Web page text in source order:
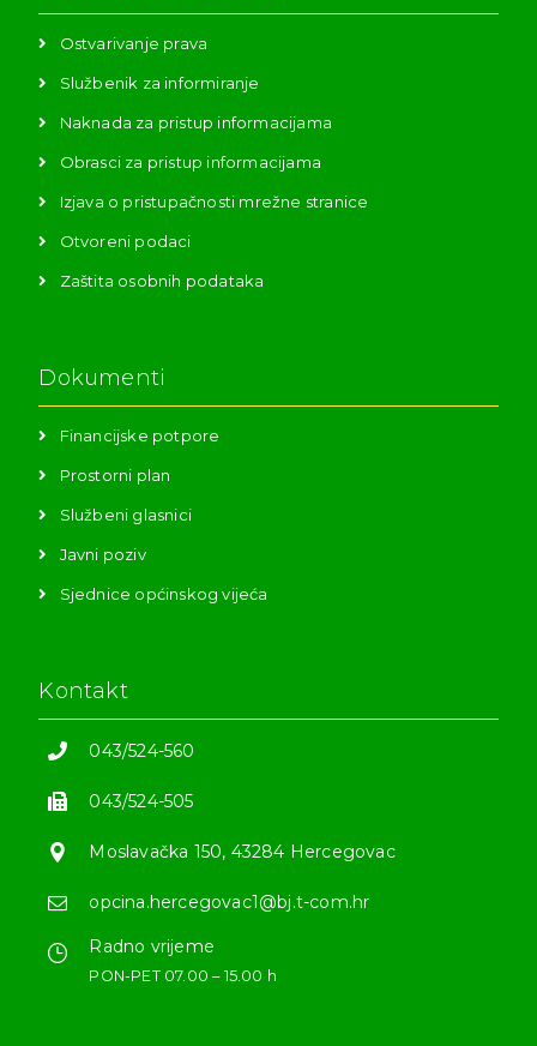
Ostvarivanje prava
Službenik za informiranje
Naknada za pristup informacijama
Obrasci za pristup informacijama
Izjava o pristupačnosti mrežne stranice
Otvoreni podaci
Zaštita osobnih podataka
Dokumenti
Financijske potpore
Prostorni plan
Službeni glasnici
Javni poziv
Sjednice općinskog vijeća
Kontakt
043/524-560
043/524-505
Moslavačka 150, 43284 Hercegovac
opcina.hercegovac1@bj.t-com.hr
Radno vrijeme
PON-PET 07.00 – 15.00 h